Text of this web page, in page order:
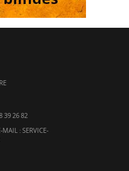
39 26 82
: SERVICE-